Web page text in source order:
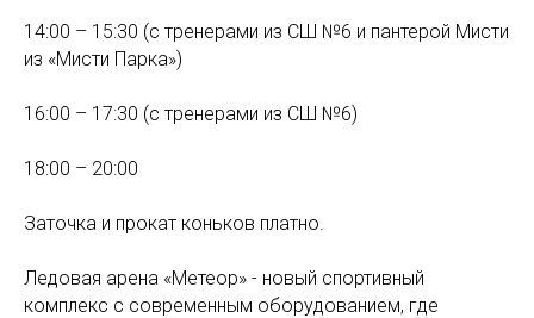
14:00 – 15:30 (с тренерами из СШ №6 и пантерой Мисти
из «Мисти Парка»)
16:00 – 17:30 (с тренерами из СШ №6)
18:00 – 20:00
Заточка и прокат коньков платно.
Ледовая арена «Метеор» - новый спортивный
комплекс с современным оборудованием, где